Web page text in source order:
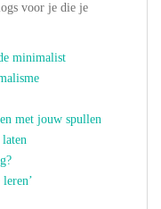
voor je die je
minimalist
met jouw spullen